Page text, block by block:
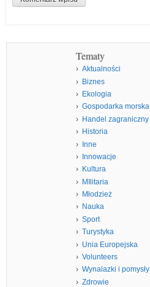
Tematy
Aktualności
Biznes
Ekologia
Gospodarka morska
Handel zagraniczny
Historia
Inne
Innowacje
Kultura
MIlitaria
Młodzież
Nauka
Sport
Turystyka
Unia Europejska
Volunteers
Wynalazki i pomysły
Zdrowie